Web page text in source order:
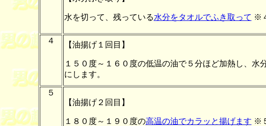
水を切って、残っている水分をタオルでふき取って ※
４ 【油揚げ１回目】
１５０度～１６０度の低温の油で５分ほど加熱し、
にします。
５
【油揚げ２回目】
１８０度～１９０度の高温の油でカラッと揚げます ※